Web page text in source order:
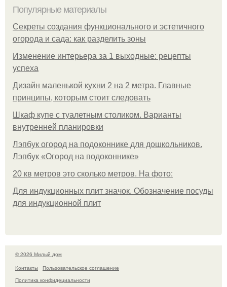
Популярные материалы
Секреты создания функционального и эстетичного
огорода и сада: как разделить зоны
Изменение интерьера за 1 выходные: рецепты
успеха
Дизайн маленькой кухни 2 на 2 метра. Главные
принципы, которым стоит следовать
Шкаф купе с туалетным столиком. Варианты
внутренней планировки
Лэпбук огород на подоконнике для дошкольников.
Лэпбук «Огород на подоконнике»
20 кв метров это сколько метров. На фото:
Для индукционных плит значок. Обозначение посуды
для индукционной плит
© 2026 Милый дом
Контакты
Пользовательское соглашение
Политика конфидециальности